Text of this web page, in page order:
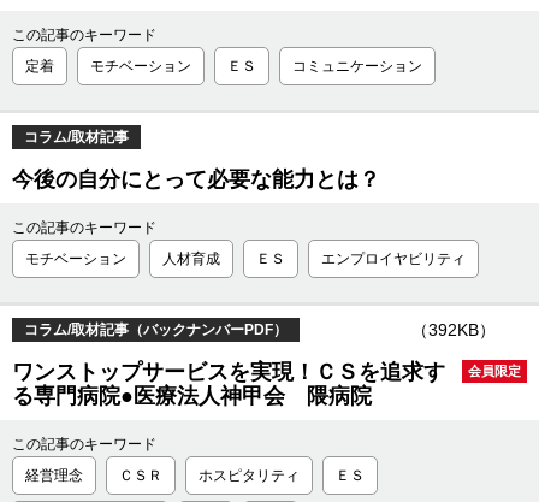
この記事のキーワード
定着
モチベーション ＥＳ コミュニケーション
コラム/取材記事
今後の自分にとって必要な能力とは？
この記事のキーワード
モチベーション
人材育成 ＥＳ エンプロイヤビリティ
コラム/取材記事（バックナンバーPDF） （392KB）
会員限定
ワンストップサービスを実現！ＣＳを追求す
る専門病院●医療法人神甲会 隈病院
この記事のキーワード
経営理念
ＣＳＲ ホスピタリティ ＥＳ